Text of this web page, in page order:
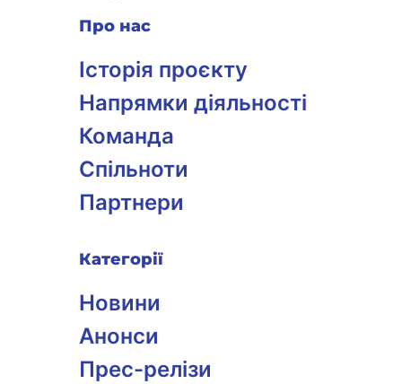
Про нас
Історія проєкту
Напрямки діяльності
Команда
Спільноти
Партнери
Категорії
Новини
Анонси
Прес-релізи